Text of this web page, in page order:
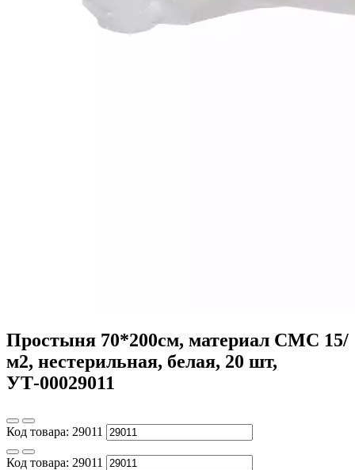
Простыня 70*200см, материал СМС 15/
м2, нестерильная, белая, 20 шт,
УТ-00029011
Код товара: 29011
Код товара: 29011